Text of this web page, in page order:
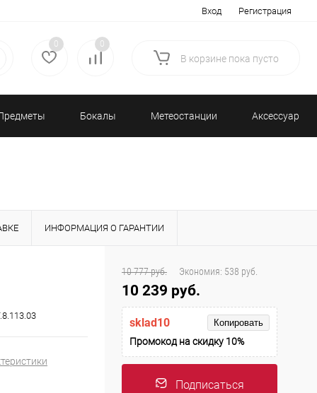
Вход Регистрация
0 0
В корзине пока пусто
Бокалы Метеостанции Аксессуары/
ИНФОРМАЦИЯ О ГАРАНТИИ
10 777 руб. Экономия: 538 руб.
10 239 руб.
sklad10 Копировать
Промокод на скидку 10%
Подписаться